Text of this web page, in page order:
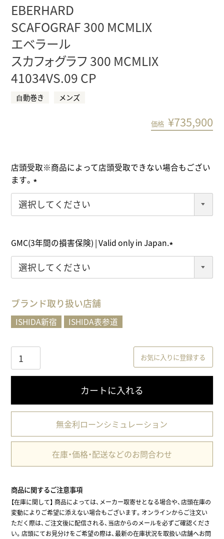
EBERHARD
SCAFOGRAF 300 MCMLIX
エベラール
スカフォグラフ 300 MCMLIX
41034VS.09 CP
⾃動巻き メンズ
価格 ¥735,900
店頭受取※商品によって店頭受取できない場合もござい
ます。
(
必
GMC(3年間の損害保険) | Valid only in Japan.
(
ブランド取り扱い店舗
ISHIDA新宿 ISHIDA表参道
お気に入りに登録する
カートに入れる
無金利ローンシミュレーション
在庫・価格・配送などのお問合わせ
商品に関するご注意事項
【在庫に関して】商品によっては、メーカー取寄せとなる場合や、店頭在庫の
変動によりご希望に添えない場合もございます。オンラインからご注文い
ただく際は、ご注文後に配信される、当店からのメールを必ずご確認くださ
い。店頭にてお見分けをご希望の際は、最新の在庫状況を取扱い店舗へお問